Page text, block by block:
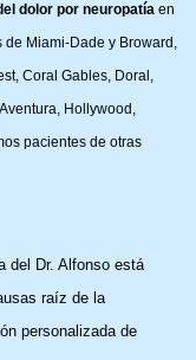
dolor por neuropatía en
Miami-Dade y Broward,
Coral Gables, Doral,
Hollywood,
pacientes de otras
del Dr. Alfonso está
raíz de la
personalizada de